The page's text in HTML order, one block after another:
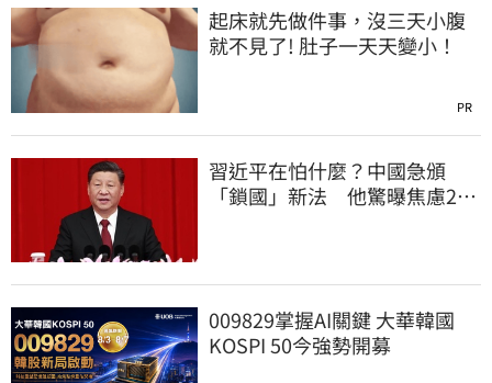
起床就先做件事，沒三天小腹
就不見了! 肚子一天天變小！
PR
習近平在怕什麼？中國急頒
「鎖國」新法 他驚曝焦慮2
009829掌握AI關鍵 大華韓國
KOSPI 50今強勢開募